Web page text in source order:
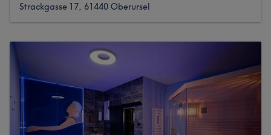
Strackgasse 17, 61440 Oberursel